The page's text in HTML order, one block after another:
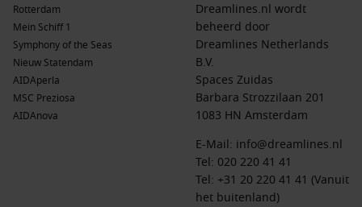
Rotterdam
Mein Schiff 1
Symphony of the Seas
Nieuw Statendam
AIDAperla
MSC Preziosa
AIDAnova
Dreamlines.nl wordt
beheerd door
Dreamlines Netherlands
B.V.
Spaces Zuidas
Barbara Strozzilaan 201
1083 HN Amsterdam
E-Mail: info@dreamlines.nl
Tel: 020 220 41 41
Tel: +31 20 220 41 41 (Vanuit
het buitenland)